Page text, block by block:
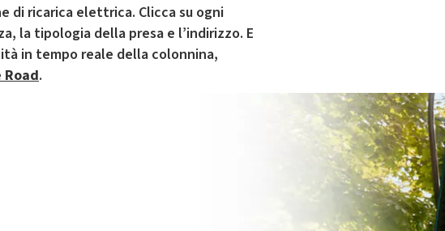
di ricarica elettrica. Clicca su ogni
la tipologia della presa e l’indirizzo. E
in tempo reale della colonnina,
Road.
Il servizio di mobilità elettrica è gestito da Plenitude On The Road